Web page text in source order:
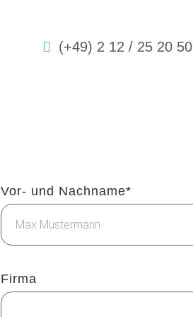
(+49) 2 12 / 25 20 50
Vor- und Nachname*
Firma